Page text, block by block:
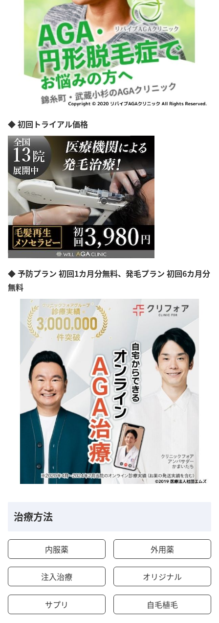
◆ 初回トライアル価格
◆ 予防プラン 初回1カ月分無料、発毛プラン 初回6カ月分
無料
治療方法
内服薬 外用薬
注入治療 オリジナル
サプリ 自毛植毛